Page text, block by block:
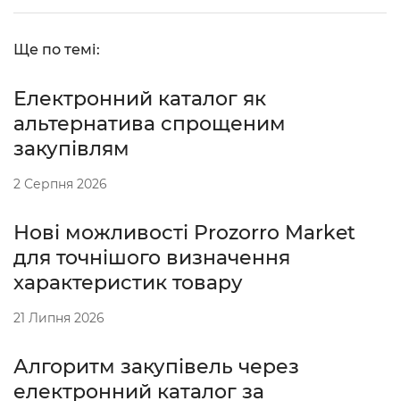
Ще по темі:
Електронний каталог як
альтернатива спрощеним
закупівлям
2 Серпня 2026
Нові можливості Prozorro Market
для точнішого визначення
характеристик товару
21 Липня 2026
Алгоритм закупівель через
електронний каталог за